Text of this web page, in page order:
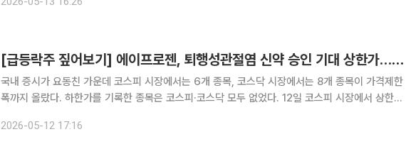
[급등락주 짚어보기] 에이프로젠, 퇴행성관절염 신약 승인 기대 상한가…코스피 6개·코스닥 8개 ↑
국내 증시가 요동친 가운데 코스피 시장에서는 6개 종목, 코스닥 시장에서는 8개 종목이 가격제한
폭까지 올랐다. 하한가를 기록한 종목은 코스피·코스닥 모두 없었다. 12일 코스피 시장에서 상한가
스다. 계양전기는 전 거래일 대비 29.91% 오른 1만990원에
2026-05-12 17:16